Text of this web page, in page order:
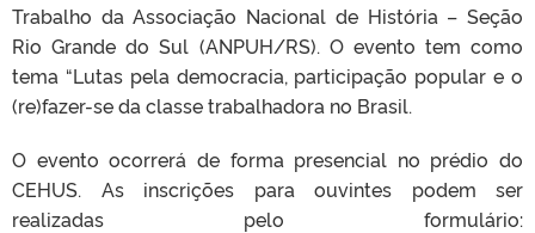
Trabalho da Associação Nacional de História – Seção
Rio Grande do Sul (ANPUH/RS). O evento tem como
tema “Lutas pela democracia, participação popular e o
(re)fazer-se da classe trabalhadora no Brasil.
O evento ocorrerá de forma presencial no prédio do
CEHUS. As inscrições para ouvintes podem ser
realizadas pelo formulário: